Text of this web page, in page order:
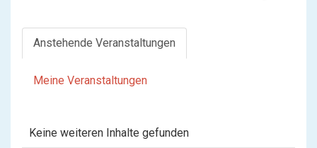
Anstehende Veranstaltungen
Meine Veranstaltungen
Keine weiteren Inhalte gefunden